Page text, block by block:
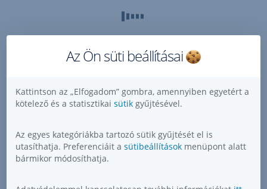
Az Ön süti beállításai
Kattintson az „Elfogadom” gombra, amennyiben egyetért a
kötelező és a statisztikai sütik gyűjtésével.
Az egyes kategóriákba tartozó sütik gyűjtését el is
utasíthatja. Preferenciáit a sütibeállítások menüpont alatt
bármikor módosíthatja.